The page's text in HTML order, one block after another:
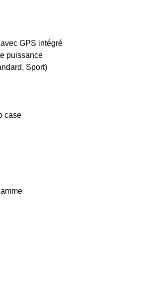
GPS intégré
puissance
Sport)
case